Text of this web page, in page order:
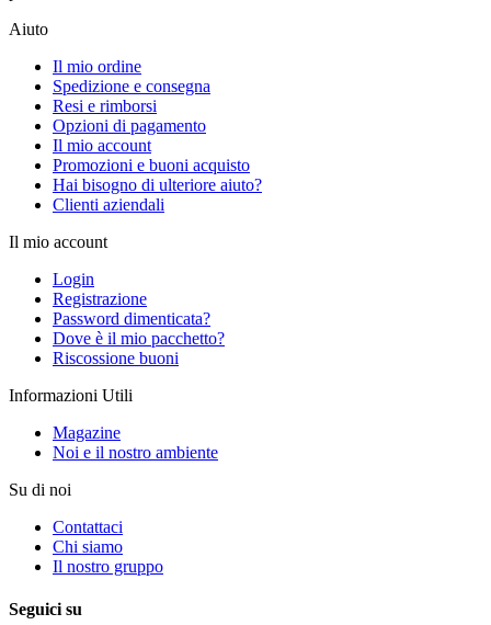
Aiuto
Il mio ordine
Spedizione e consegna
Resi e rimborsi
Opzioni di pagamento
Il mio account
Promozioni e buoni acquisto
Hai bisogno di ulteriore aiuto?
Clienti aziendali
Il mio account
Login
Registrazione
Password dimenticata?
Dove è il mio pacchetto?
Riscossione buoni
Informazioni Utili
Magazine
Noi e il nostro ambiente
Su di noi
Contattaci
Chi siamo
Il nostro gruppo
Seguici su